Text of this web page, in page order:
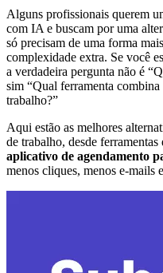
Alguns profissionais querem
com IA e buscam por uma
só precisam de uma forma
complexidade extra. Se você
a verdadeira pergunta não é
sim “Qual ferramenta
trabalho?”
Aqui estão as melhores
de trabalho, desde
aplicativo de agendamento
menos cliques, menos e‑mails